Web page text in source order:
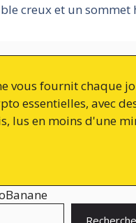
creux et un sommet
vous fournit chaque
essentielles, avec
lus en moins d'une